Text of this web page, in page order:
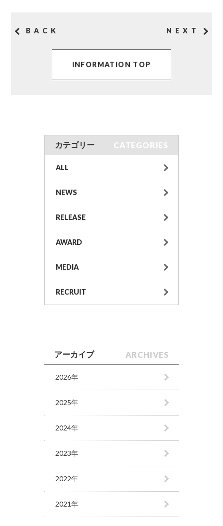
BACK NEXT
INFORMATION TOP
カテゴリー CATEGORIES
ALL
NEWS
RELEASE
AWARD
MEDIA
RECRUIT
アーカイブ ARCHIVES
2026年
2025年
2024年
2023年
2022年
2021年